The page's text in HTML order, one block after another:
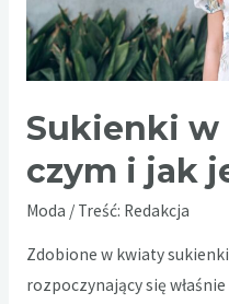
Sukienki w
czym i jak
Moda / Treść: Redakcja
Zdobione w kwiaty
rozpoczynający się